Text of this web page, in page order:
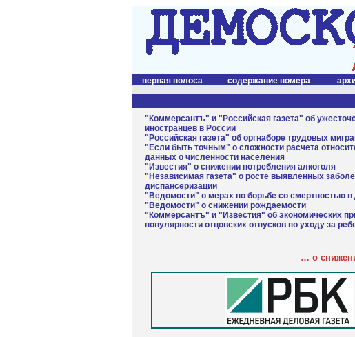
первая полоса содержание номера
"Коммерсантъ" и "Российская газета" об
иностранцев в России
"Российская газета" об оргнаборе трудовых
"Если быть точным" о сложности расчета
данных о численности населения
"Известия" о снижении потребления алкоголя
"Независимая газета" о росте выявленных
диспансеризации
"Ведомости" о мерах по борьбе со смертностью в
"Ведомости" о снижении рождаемости
"Коммерсантъ" и "Известия" об экономических
популярности отцовских отпусков по уходу за
… о